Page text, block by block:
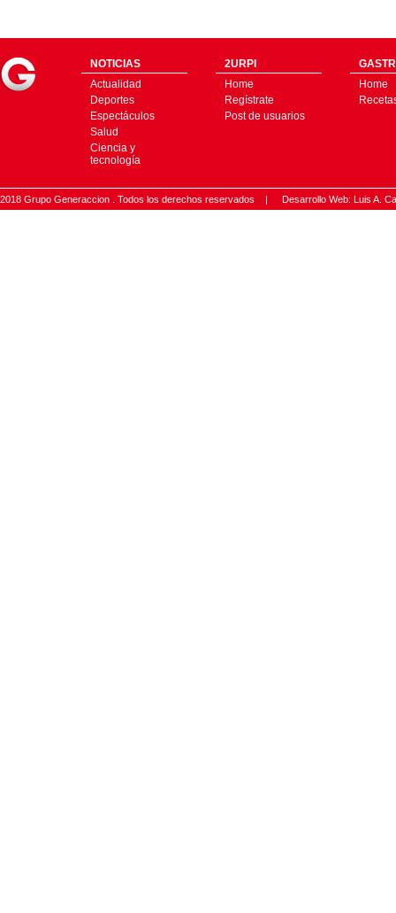
NOTICIAS
Actualidad
Deportes
Espectáculos
Salud
Ciencia y
tecnología
2URPI
Home
Regístrate
Post de usuarios
Home
2018 Grupo Generaccion . Todos los derechos reservados | Desarrollo Web: Luis